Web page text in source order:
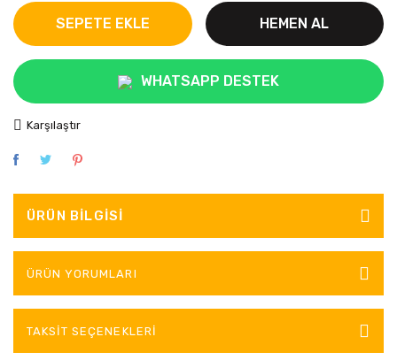
SEPETE EKLE HEMEN AL
WHATSAPP DESTEK
Karşılaştır
ÜRÜN BILGISI
ÜRÜN YORUMLARI
TAKSIT SEÇENEKLERI